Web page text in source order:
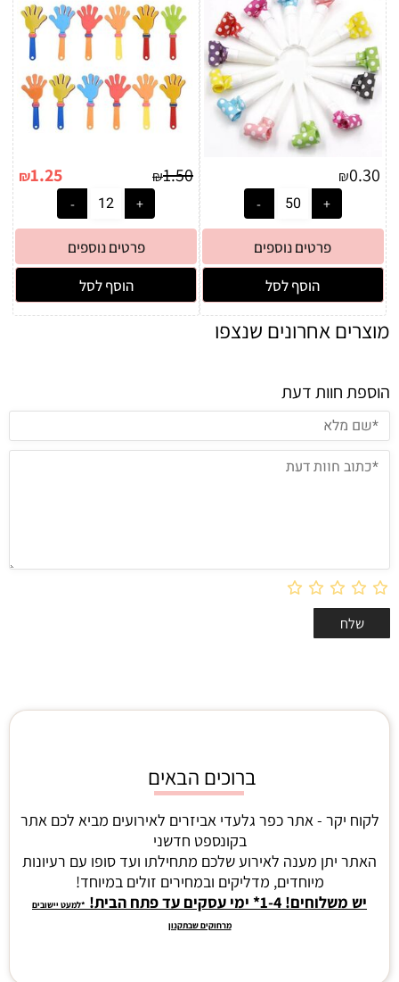
₪0.30
פרטים נוספים
הוסף לסל
₪1.50
₪1.25
פרטים נוספים
הוסף לסל
מוצרים אחרונים שנצפו
הוספת חוות דעת
ברוכים הבאים
לקוח יקר - אתר כפר גלעדי אביזרים לאירועים מביא לכם אתר
בקונספט חדשני
האתר יתן מענה לאירוע שלכם מתחילתו ועד סופו עם רעיונות
מיוחדים, מדליקים ובמחירים זולים במיוחד!
יש משלוחים! 1-4* ימי עסקים עד פתח הבית!
*למעט יישובים
מרחוקים שבתקנון